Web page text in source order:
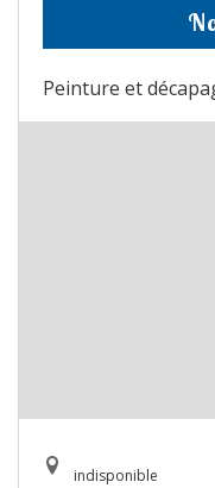
Peinture et
indisponible